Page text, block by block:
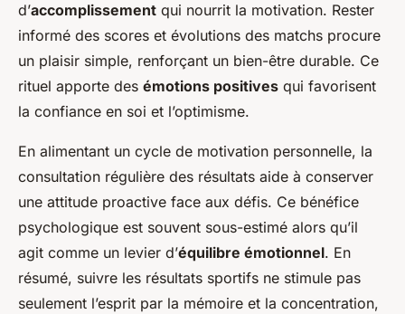
d’accomplissement qui nourrit la motivation. Rester
informé des scores et évolutions des matchs procure
un plaisir simple, renforçant un bien-être durable. Ce
rituel apporte des émotions positives qui favorisent
la confiance en soi et l’optimisme.
En alimentant un cycle de motivation personnelle, la
consultation régulière des résultats aide à conserver
une attitude proactive face aux défis. Ce bénéfice
psychologique est souvent sous-estimé alors qu’il
agit comme un levier d’équilibre émotionnel. En
résumé, suivre les résultats sportifs ne stimule pas
seulement l’esprit par la mémoire et la concentration,